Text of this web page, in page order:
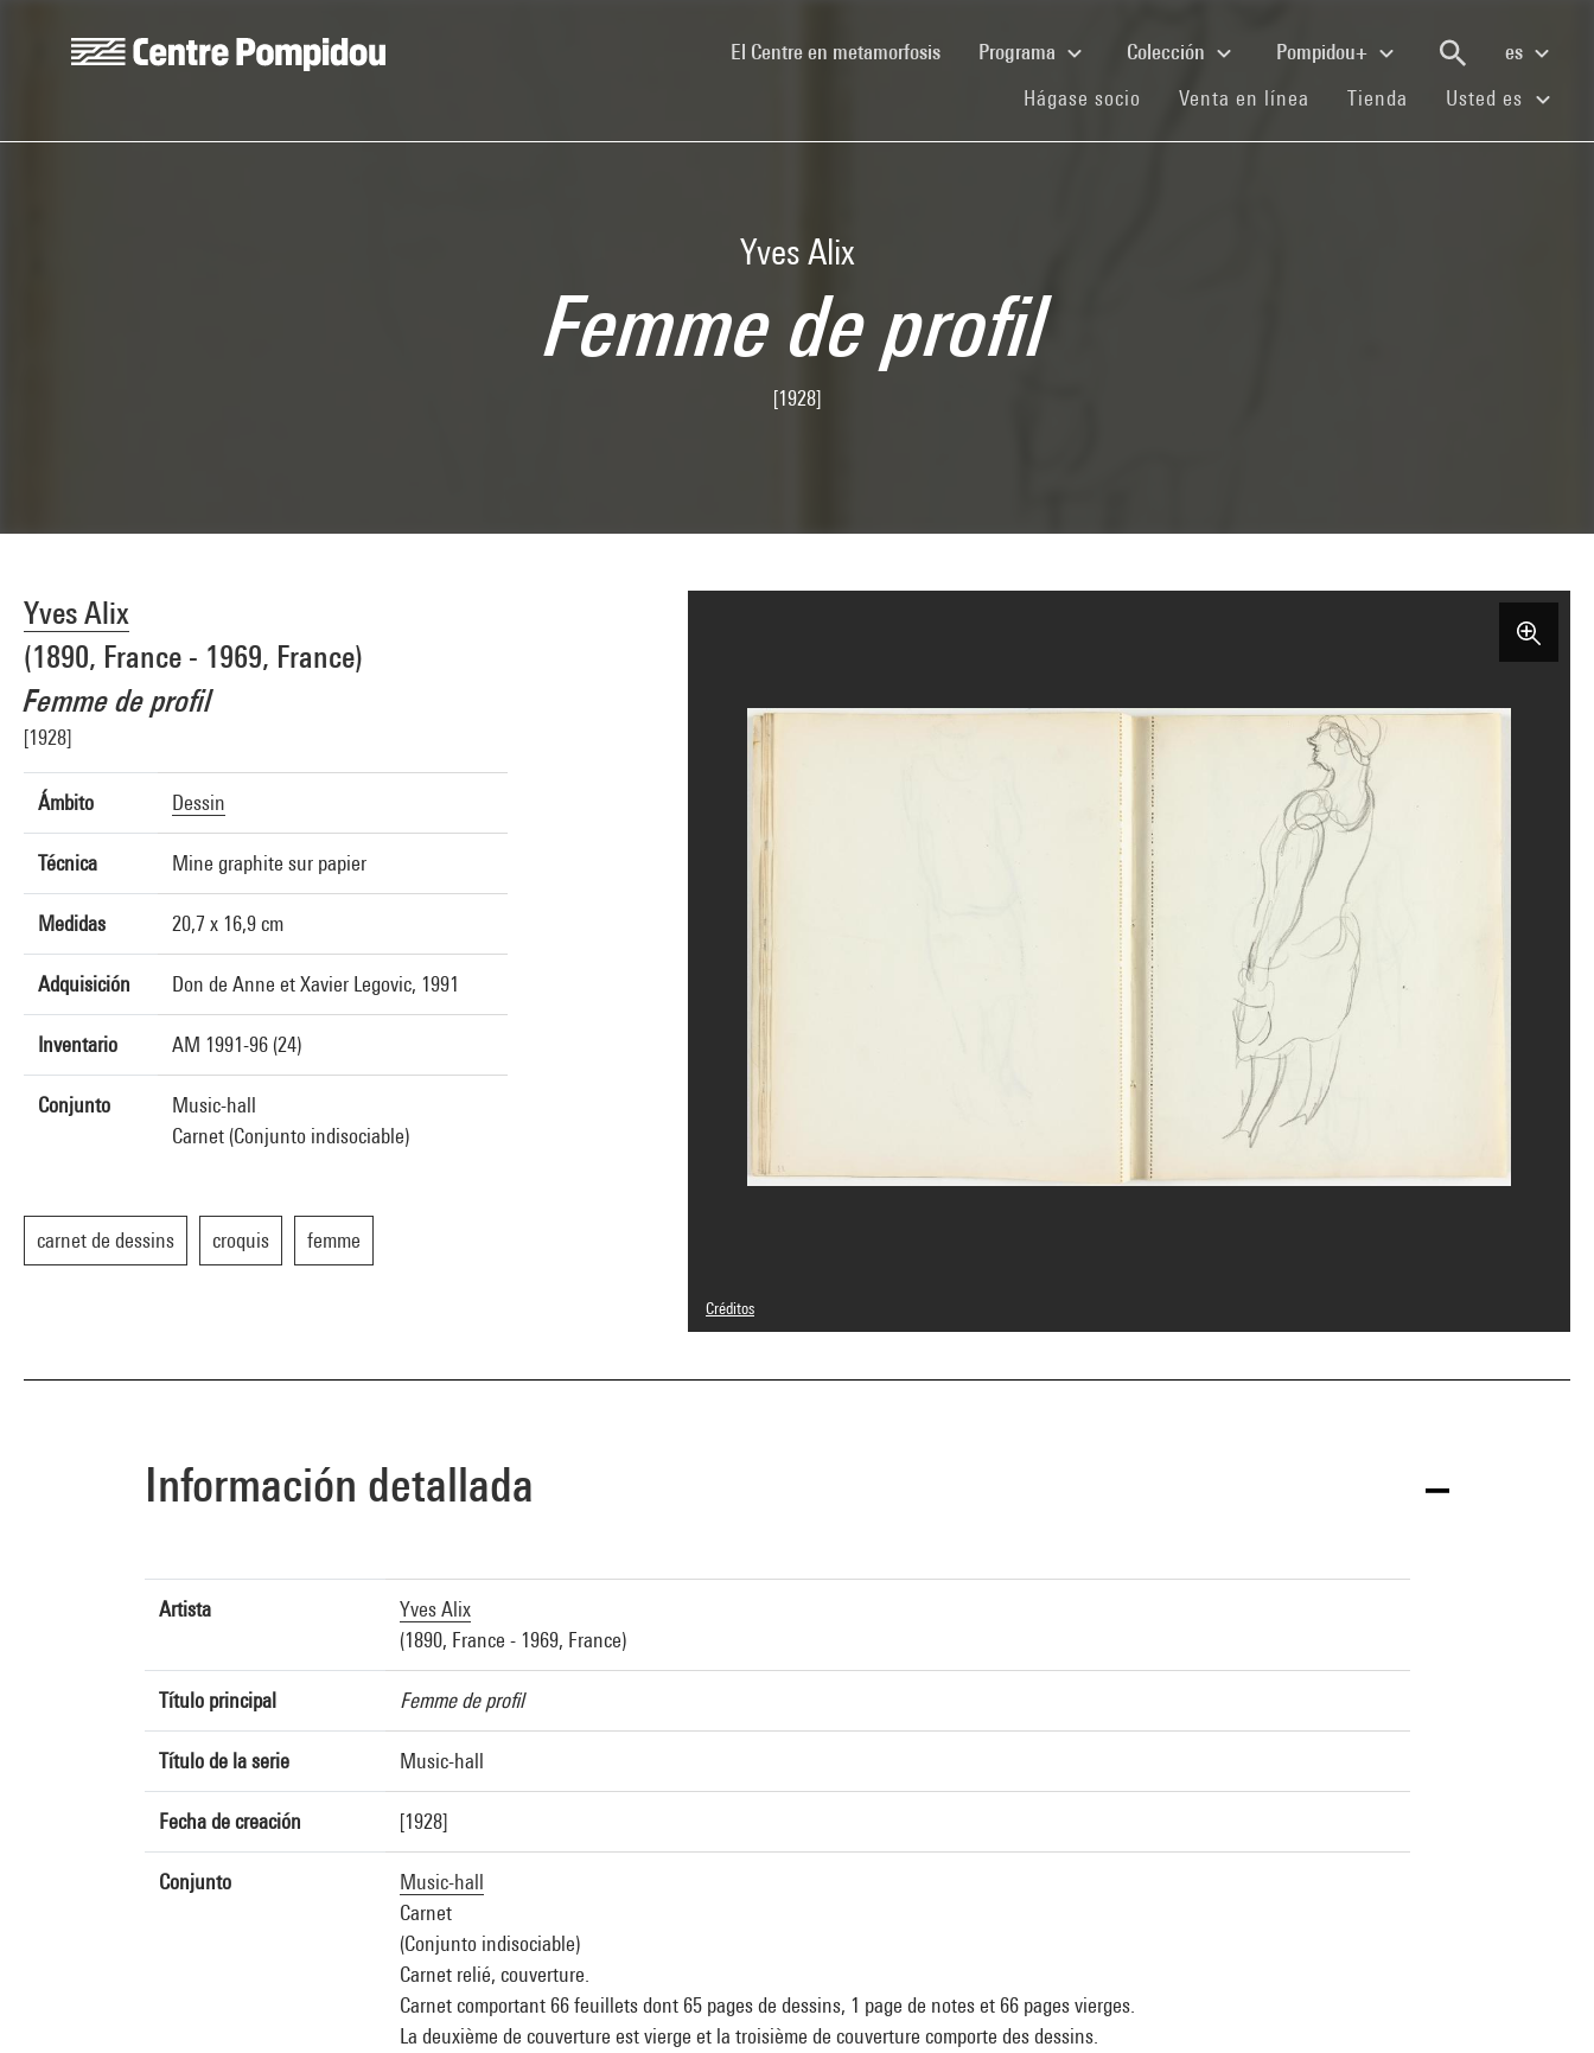
El Centre en metamorfosis(current)Programa Colección Pompidou+
es
Hágase socio (current)
Venta en línea (current)
Tienda (current)
Usted es
Yves Alix
Femme de profil
[1928]
Yves Alix
(1890, France - 1969, France)
Femme de profil
[1928]
Ámbito Dessin
Técnica Mine graphite sur papier
Medidas 20,7 x 16,9 cm
Adquisición Don de Anne et Xavier Legovic, 1991
Inventario AM 1991-96 (24)
Conjunto
Music-hall
Carnet (Conjunto indisociable)
carnet de dessins croquis femme
Créditos
© Adagp, Paris
Referencia de la imagen : 4N79614
Información detallada
Artista
Yves Alix
(1890, France - 1969, France)
Título principal Femme de profil
Título de la serie Music-hall
Fecha de creación [1928]
Conjunto
Music-hall
Carnet
(Conjunto indisociable)
Carnet relié, couverture.
Carnet comportant 66 feuillets dont 65 pages de dessins, 1 page de notes et 66 pages vierges.
La deuxième de couverture est vierge et la troisième de couverture comporte des dessins.